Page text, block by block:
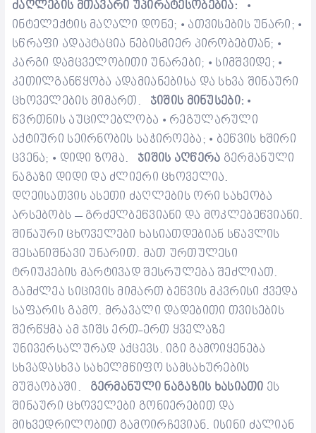
ძაღლების მთავარი უპირატესობებია: •
ინტელექტის მაღალი დონე; • ათვისებისუნარი; •
სწრაფი ადაპტაცია ნებისმიერ პირობებთან; •
კარგი დამცველობითი უნარები; • სიმშვიდე ; •
კეთილგანწყობა ადამიანებისა და სხვა შინაური
ცხოველების მიმართ.
ჯიშის მინუსები: •
წვრთნის აუცილებლობა • რეგულარული
აქტიური სეირნობის საჭიროება; • ბეწვის ხშირი
ცვენა; • დიდი ზომა. ჯიშის აღწერა გერმანული
ნაგაზი დიდი და ძლიერი ცხოველია.
დღეისათვის ასეთი ძაღლების ორი სახეობა
არსებობს – გრძელბეწვიანი და მოკლებეწვიანი.
შინაური ცხოველები ხასიათდებიან სწავლის
შესანიშნავი უნარით. მათ ურთულესი
ტრიუკების მარტივად შესრულება შეძლიათ.
გამძლეა სიცივის მიმართ ბეწვის მკვრისი ქვედა
საფარისგამო. მრავალი დადებითი თვისების
შერწყმა ამ ჯიშს ერთ-ერთ ყველაზე
უნივერსალურად აქცევს. იგი გამოიყენება
სხვადასხვა სახელმწიფო სამსახურების
მუშაობაში.
გერმანული ნაგაზის ხასიათი ეს
შინაური ცხოველები გონიერებით და
მიხვედრილობით გამოირჩევიან. ისინი ძალიან